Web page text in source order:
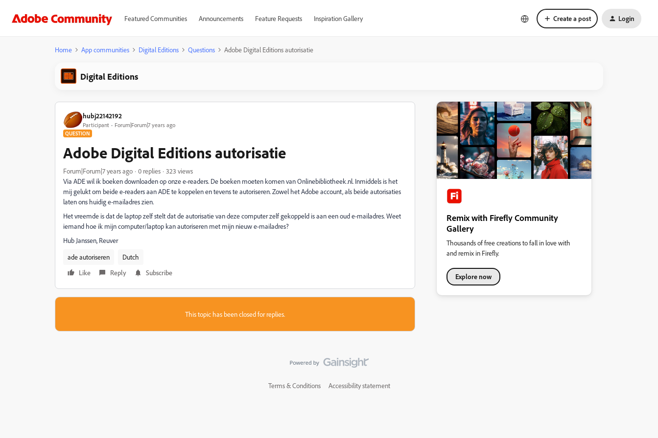
Featured Communities Announcements Feature Requests Inspiration Gallery Create a post Login
Home App communities Digital Editions Questions Adobe Digital Editions autorisatie
Digital Editions
hubj22142192
Participant Forum|Forum|7 years ago
QUESTION
Adobe Digital Editions autorisatie
Forum|Forum|7 years ago 0 replies
323 views
Via ADE wil ik boeken downloaden op onze e-readers. De boeken moeten komen van Onlinebibliotheek.nl. Inmiddels is het
mij gelukt om beide e-readers aan ADE te koppelen en tevens te autoriseren. Zowel het Adobe account, als beide autorisaties
laten ons huidig e-mailadres zien.
Het vreemde is dat de laptop zelf stelt dat de autorisatie van deze computer zelf gekoppeld is aan een oud e-mailadres. Weet
iemand hoe ik mijn computer/laptop kan autoriseren met mijn nieuw e-mailadres?
Hub Janssen, Reuver
ade autoriseren
Dutch
Like
Reply Subscribe
This topic has been closed for replies.
Remix with Firefly Community
Gallery
Thousands of free creations to fall in love with
and remix in Firefly.
Explore now
Terms & Conditions Accessibility statement